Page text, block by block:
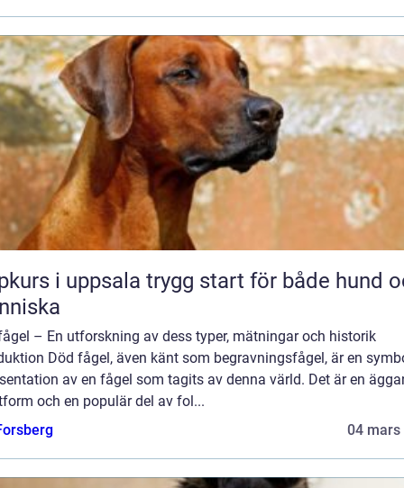
uppsala trygg start för både hund och
– En utforskning av dess typer, mätningar och historik
Död fågel, även känt som begravningsfågel, är en
av en fågel som tagits av denna värld. Det är en
och en populär del av fol...
04 mars